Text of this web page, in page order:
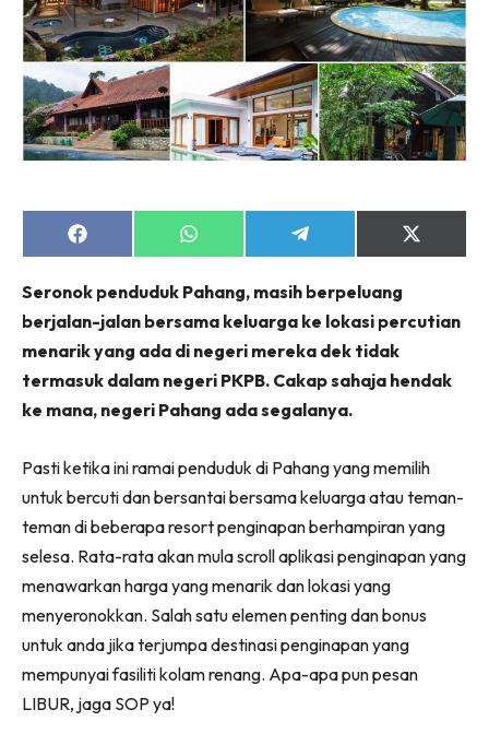
Share
on
Share
on
Share
on
Share
on
Seronok penduduk Pahang, masih berpeluang
berjalan-jalan bersama keluarga ke lokasi percutian
menarik yang ada di negeri mereka dek tidak
termasuk dalam negeri PKPB. Cakap sahaja hendak
ke mana, negeri Pahang ada segalanya.
Pasti ketika ini ramai penduduk di Pahang yang memilih
untuk bercuti dan bersantai bersama keluarga atau teman-
teman di beberapa resort penginapan berhampiran yang
selesa. Rata-rata akan mula scroll aplikasi penginapan yang
menawarkan harga yang menarik dan lokasi yang
menyeronokkan. Salah satu elemen penting dan bonus
untuk anda jika terjumpa destinasi penginapan yang
mempunyai fasiliti kolam renang. Apa-apa pun pesan
LIBUR, jaga SOP ya!